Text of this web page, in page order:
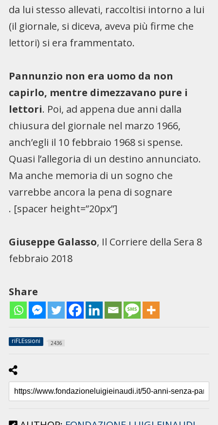
da lui stesso allevati, raccoltisi intorno a lui
(il giornale, si diceva, aveva più firme che
lettori) si era frammentato.
Pannunzio non era uomo da non
capirlo, mentre dimezzavano pure i
lettori. Poi, ad appena due anni dalla
chiusura del giornale nel marzo 1966,
anch’egli il 10 febbraio 1968 si spense.
Quasi l’allegoria di un destino annunciato.
Ma anche memoria di un sogno che
varrebbe ancora la pena di sognare
. [spacer height=”20px”]
Giuseppe Galasso, Il Corriere della Sera 8
febbraio 2018
Share
riFLEssioni 2436